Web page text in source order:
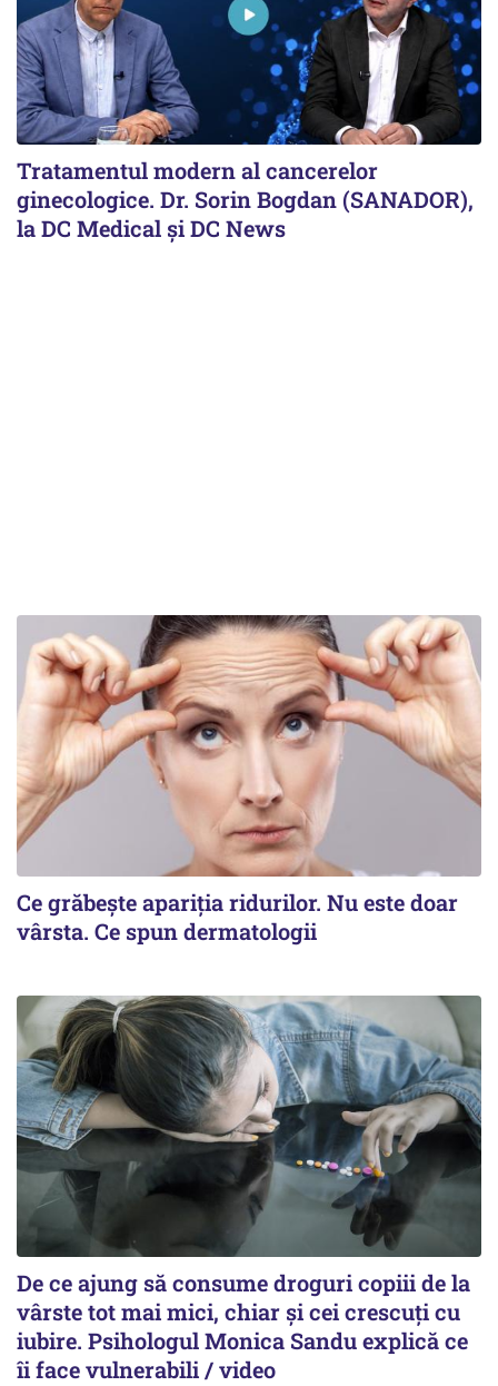
Tratamentul modern al cancerelor
ginecologice. Dr. Sorin Bogdan (SANADOR),
la DC Medical și DC News
Ce grăbește apariția ridurilor. Nu este doar
vârsta. Ce spun dermatologii
De ce ajung să consume droguri copiii de la
vârste tot mai mici, chiar și cei crescuți cu
iubire. Psihologul Monica Sandu explică ce
îi face vulnerabili / video